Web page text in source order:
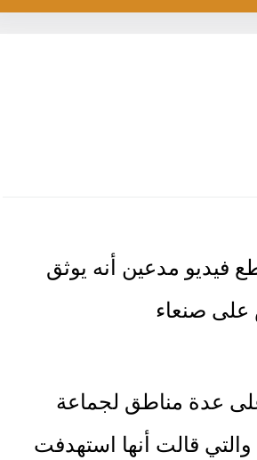
مدعين أنه يوثق
على صنعاء
عدة مناطق لجماعة